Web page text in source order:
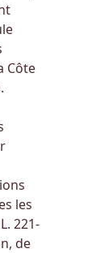
Côte
les
221-
de